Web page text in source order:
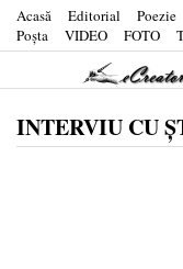
Acasă Editorial Poezie
Poşta
VIDEO FOTO
INTERVIU CU